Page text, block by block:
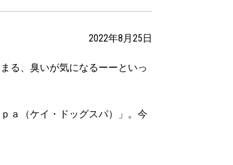
2022年8月25日
る、臭いが気になるーーといっ
ａ（ケイ・ドッグスパ）」。今